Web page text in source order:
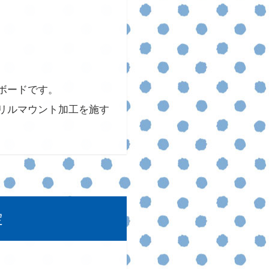
ドです。
ルマウント加工を施す